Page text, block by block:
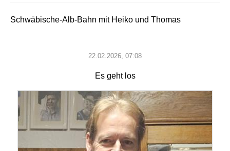
Schwäbische-Alb-Bahn mit Heiko und Thomas
22.02.2026, 07:08
Es geht los